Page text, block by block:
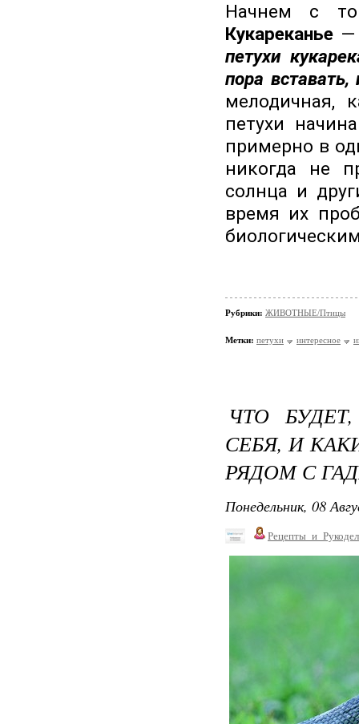
Начнем с
Кукареканье —
петухи
пора
мелодичная,
петухи
примерно в
никогда не
солнца и
время их
Рубрики: ЖИВОТНЫЕ/Птицы
Метки: петухи интересное
ЧТО
СЕБЯ, И
РЯДОМ С
Понедельник, 08